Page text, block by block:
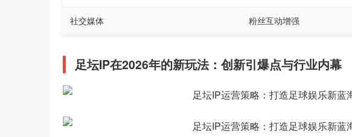
社交媒体 粉丝互动增强
足坛IP在2026年的新玩法：创新引爆点与行业内幕